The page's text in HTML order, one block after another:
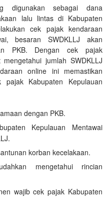
digunakan sebagai dana
lalu lintas di Kabupaten
cek pajak kendaraan
besaran SWDKLLJ akan
PKB. Dengan cek pajak
jumlah SWDKLLJ
online ini memastikan
Kabupaten Kepulauan
dengan PKB.
Kepulauan Mentawai
korban kecelakaan.
mengetahui rincian
wajib cek pajak Kabupaten